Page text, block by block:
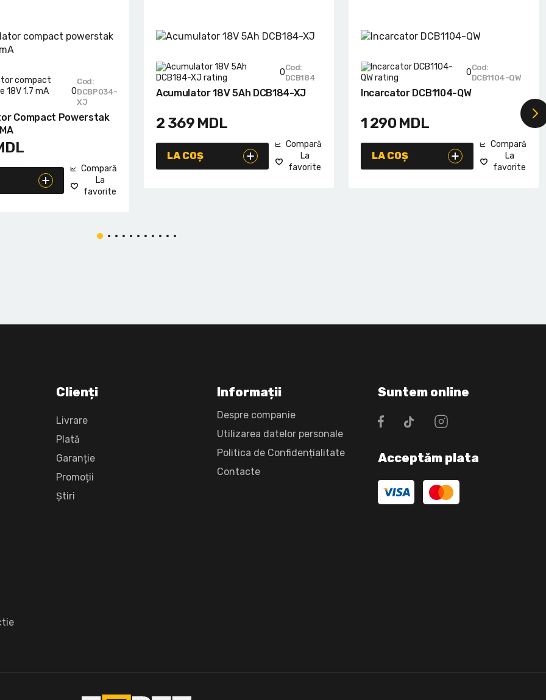
0
Cod:
DCBP034-
XJ
Compact Powerstak
Compară
La
favorite
0Cod:
DCB184
Acumulator 18V 5Ah DCB184-XJ
2 369 MDL
LA COȘ
Compară
La
favorite
0Cod:
DCB1104-QW
Incarcator DCB1104-QW
1 290 MDL
LA COȘ
Compară
La
favorite
Clienți
Livrare
Plată
Garanție
Promoții
Știri
Informații
Despre companie
Utilizarea datelor personale
Politica de Confidențialitate
Сontacte
Suntem online
Acceptăm plata